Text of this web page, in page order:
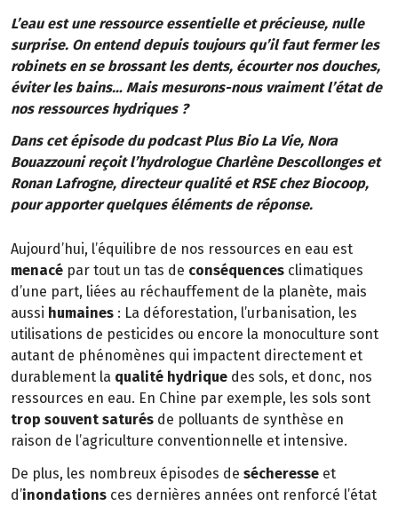
L’eau est une ressource essentielle et précieuse, nulle
surprise. On entend depuis toujours qu’il faut fermer les
robinets en se brossant les dents, écourter nos douches,
éviter les bains… Mais mesurons-nous vraiment l’état de
nos ressources hydriques ?
Dans cet épisode du podcast Plus Bio La Vie, Nora
Bouazzouni reçoit l’hydrologue Charlène Descollonges et
Ronan Lafrogne, directeur qualité et RSE chez Biocoop,
pour apporter quelques éléments de réponse.
Aujourd’hui, l’équilibre de nos ressources en eau est
menacé par tout un tas de conséquences climatiques
d’une part, liées au réchauffement de la planète, mais
aussi humaines : La déforestation, l’urbanisation, les
utilisations de pesticides ou encore la monoculture sont
autant de phénomènes qui impactent directement et
durablement la qualité hydrique des sols, et donc, nos
ressources en eau. En Chine par exemple, les sols sont
trop souvent saturés de polluants de synthèse en
raison de l’agriculture conventionnelle et intensive.
De plus, les nombreux épisodes de sécheresse et
d’inondations ces dernières années ont renforcé l’état